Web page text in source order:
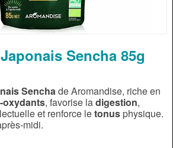
Sencha 85g
Senchade Aromandise, riche en
oxydants, favorise ladigestion,
et renforce letonusphysique.
midi.